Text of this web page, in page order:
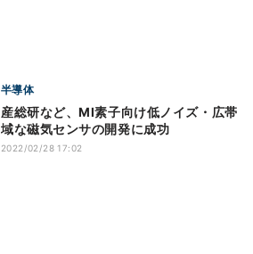
半導体
産総研など、MI素子向け低ノイズ・広帯
域な磁気センサの開発に成功
2022/02/28 17:02